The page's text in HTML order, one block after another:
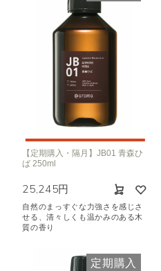
定期 業務用オイル450ml
頻度で絞り込む
毎月お届け
【定期購入・隔月】JB01 青森ひ
ば 250ml
25,245円
自然のまっすぐな力強さを感じさ
せる、清々しくも温かみのある木
質の香り
定期購入